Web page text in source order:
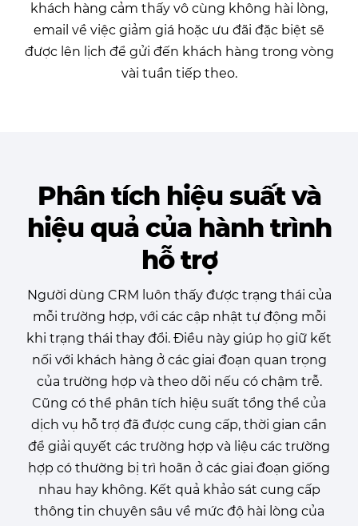
khách hàng cảm thấy vô cùng không hài lòng,
email về việc giảm giá hoặc ưu đãi đặc biệt sẽ
được lên lịch để gửi đến khách hàng trong vòng
vài tuần tiếp theo.
Phân tích hiệu suất và
hiệu quảcủa hành trình
hỗ trợ
Người dùng CRM luôn thấy được trạng thái của
mỗi trường hợp, với các cập nhật tự động mỗi
khi trạng thái thay đổi. Điều này giúp họ giữ kết
nối với khách hàng ở các giai đoạn quan trọng
của trường hợp và theo dõi nếu có chậm trễ.
Cũng có thể phân tích hiệu suất tổng thể của
dịch vụ hỗ trợ đã được cung cấp, thời gian cần
để giải quyết các trường hợp và liệu các trường
hợp có thường bị trì hoãn ở các giai đoạn giống
nhau hay không. Kết quả khảo sát cung cấp
thông tin chuyên sâu về mức độ hài lòng của